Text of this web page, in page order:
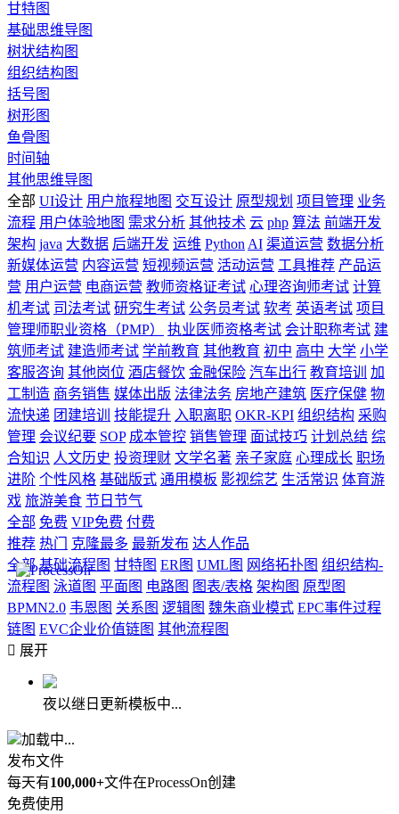
甘特图
基础思维导图
树状结构图
组织结构图
括号图
树形图
鱼骨图
时间轴
其他思维导图
全部 UI设计 用户旅程地图 交互设计 原型规划 项目管理 业务
流程 用户体验地图 需求分析 其他技术 云 php 算法 前端开发
架构 java 大数据 后端开发 运维 Python AI 渠道运营 数据分析
新媒体运营 内容运营 短视频运营 活动运营 工具推荐 产品运
营 用户运营 电商运营 教师资格证考试 心理咨询师考试 计算
机考试 司法考试 研究生考试 公务员考试 软考 英语考试 项目
管理师职业资格（PMP）
执业医师资格考试 会计职称考试 建
筑师考试 建造师考试 学前教育 其他教育 初中 高中 大学 小学
客服咨询 其他岗位 酒店餐饮 金融保险 汽车出行 教育培训
加
工制造 商务销售 媒体出版 法律法务 房地产建筑 医疗保健 物
流快递 团建培训 技能提升 入职离职 OKR-KPI 组织结构 采购
管理 会议纪要 SOP 成本管控 销售管理 面试技巧 计划总结 综
合知识 人文历史 投资理财 文学名著 亲子家庭 心理成长 职场
进阶 个性风格 基础版式 通用模板 影视综艺 生活常识 体育游
戏 旅游美食 节日节气
全部 免费 VIP免费 付费
推荐 热门 克隆最多 最新发布 达人作品
全部 基础流程图 甘特图 ER图 UML图 网络拓扑图 组织结构-
流程图 泳道图 平面图 电路图 图表/表格 架构图 原型图
BPMN2.0 韦恩图 关系图 逻辑图 魏朱商业模式 EPC事件过程
链图 EVC企业价值链图 其他流程图
 展开
夜以继日更新模板中...
加载中...
发布文件
每天有100,000+文件在ProcessOn创建
免费使用